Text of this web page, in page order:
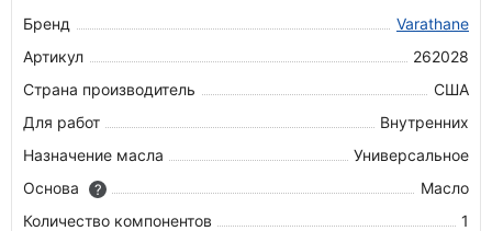
Бренд
Varathane
Артикул
262028
Страна производитель
США
Для работ
Внутренних
Назначение масла
Универсальное
Основа
?
Масло
Количество компонентов
1